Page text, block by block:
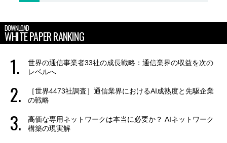
DOWNLOAD
WHITE PAPER RANKING
世界の通信事業者33社の成長戦略：通信業界の収益を次の
レベルへ
［世界4473社調査］通信業界におけるAI成熟度と先駆企業
の戦略
高価な専用ネットワークは本当に必要か？ AIネットワーク
構築の現実解